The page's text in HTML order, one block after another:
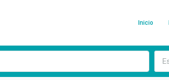
Inicio